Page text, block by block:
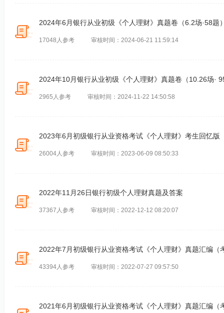
2024年6月银行从业初级《个人理财》真题卷（6.2场·58题
17048人参考 审核时间：2024-06-21 11:59:14
2024年10月银行从业初级《个人理财》真题卷（10.26场·
2965人参考 审核时间：2024-11-22 14:50:58
2023年6月初级银行从业资格考试《个人理财》考生回忆版
26004人参考 审核时间：2023-06-09 08:50:33
2022年11月26日银行初级个人理财真题及答案
37367人参考 审核时间：2022-12-12 08:20:07
2022年7月初级银行从业资格考试《个人理财》真题汇编（
43394人参考 审核时间：2022-07-27 09:57:50
2021年6月初级银行从业资格考试《个人理财》真题汇编（